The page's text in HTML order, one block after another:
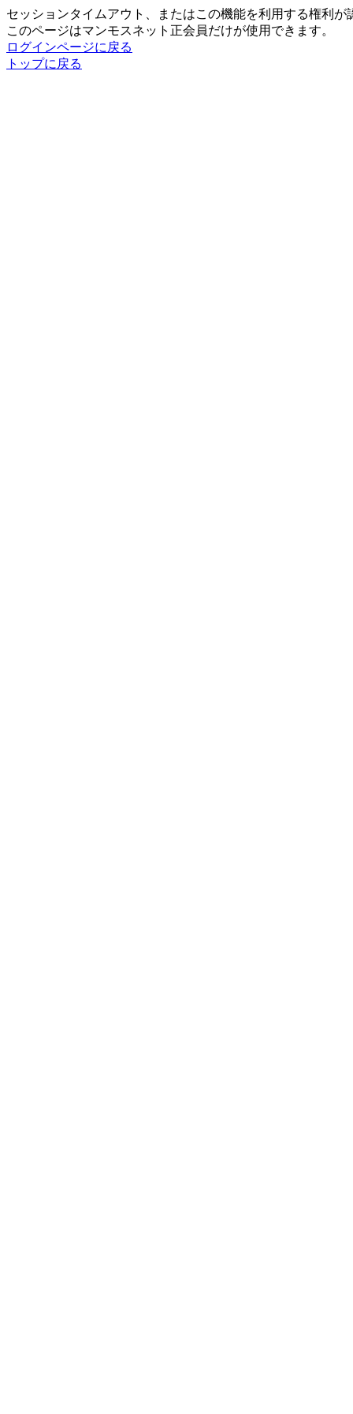
セッションタイムアウト、またはこの機能を利用する権利が
このページはマンモスネット正会員だけが使用できます。
ログインページに戻る
トップに戻る